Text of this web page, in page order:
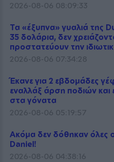
2026-08-06 08:09:33
Τα «έξυπνα» γυαλιά της
35 δολάρια, δεν
προστατεύουν την
2026-08-06 07:34:28
Έκανε για 2 εβδομάδες
εναλλάξ άρση ποδιών και
στα γόνατα
2026-08-06 05:19:57
Ακόμα δεν δόθηκαν όλες
Daniel!
2026-08-06 04:38:16